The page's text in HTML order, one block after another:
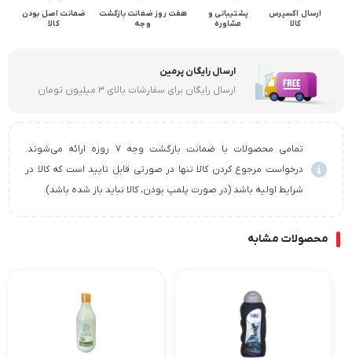
ارسال اکسپرس
کالا
پشتیبانی و
مشاوره
هفت روز ضمانت بازگشت
وجه
ضمانت اصل بودن
کالا
ارسال رایگان پرمین
ارسال رایگان برای سفارشات بالای ۳ میلیون تومان
تمامی محصولات با ضمانت بازگشت وجه ۷ روزه ارائه می‌شوند.
درخواست مرجوع کردن کالا تنها در صورتی قابل تایید است که کالا در
شرایط اولیه باشد (در صورت پلمپ بودن، کالا نباید باز شده باشد).
محصولات مشابه